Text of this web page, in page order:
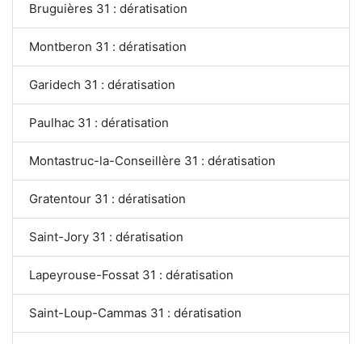
Bruguières 31 : dératisation
Montberon 31 : dératisation
Garidech 31 : dératisation
Paulhac 31 : dératisation
Montastruc-la-Conseillère 31 : dératisation
Gratentour 31 : dératisation
Saint-Jory 31 : dératisation
Lapeyrouse-Fossat 31 : dératisation
Saint-Loup-Cammas 31 : dératisation